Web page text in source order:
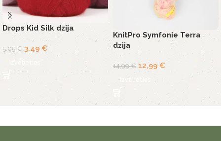
Drops Kid Silk dzija
5,05€ 3,49 €
Izvēlieties
KnitPro Symfonie Terra
dzija
14,99€ 12,99 €
Izvēlieties